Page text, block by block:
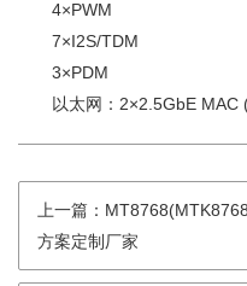
4×PWM
7×I2S/TDM
3×PDM
以太网：2×2.5GbE MAC
上一篇：
方案定制厂家